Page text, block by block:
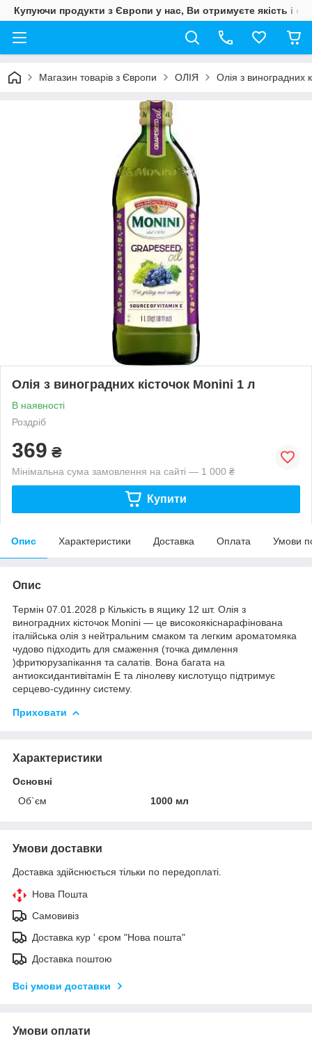
Купуючи продукти з Європи у нас, Ви отримуєте якість і
Магазин товарів з Європи ОЛІЯ Олія з виноградних
Олія з виноградних кісточок Monini 1 л
В наявності
Роздріб
369 ₴
Мінімальна сума замовлення на сайті — 1 000 ₴
Купити
Опис Характеристики Доставка Оплата Умови
Опис
Термін 07.01.2028 р Кількість в ящику 12 шт. Олія з
виноградних кісточок Monini — це високоякіснарафінована
італійська олія з нейтральним смаком та легким ароматомяка
чудово підходить для смаження (точка димлення
)фритюрузапікання та салатів. Вона багата на
антиоксидантивітамін Е та лінолеву кислотущо підтримує
серцево-судинну систему.
Приховати
Характеристики
Основні
Об`єм
1000 мл
Умови доставки
Доставка здійснюється тільки по передоплаті.
Нова Пошта
Самовивіз
Доставка кур ' єром "Нова пошта"
Доставка поштою
Всі умови доставки
Умови оплати